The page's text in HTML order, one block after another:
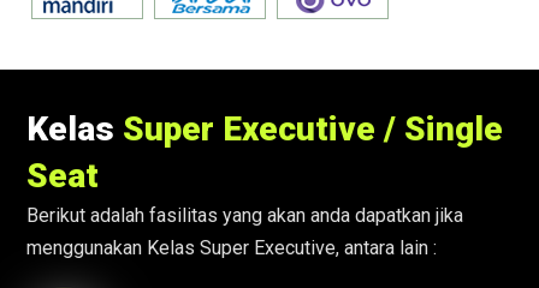
Kelas Super Executive / Single
Seat
Berikut adalah fasilitas yang akan anda dapatkan jika
menggunakan Kelas Super Executive, antara lain :